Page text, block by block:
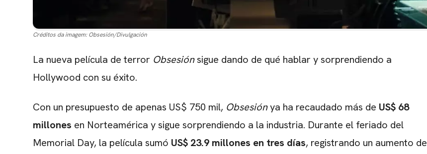
Créditos da imagem: Obsesión/Divulgación
La nueva película de terror Obsesiónsigue dando de qué hablar y sorprendiendo a
Hollywood con su éxito.
Con un presupuesto de apenas US$ 750 mil, Obsesiónya ha recaudado más de US$ 68
millones en Norteamérica y sigue sorprendiendo a la industria. Durante el feriado del
Memorial Day, la película sumó US$ 23.9 millones en tres días, registrando un aumento de